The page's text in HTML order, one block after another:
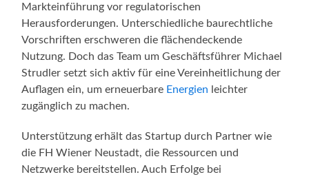
Markteinführung vor regulatorischen
Herausforderungen. Unterschiedliche baurechtliche
Vorschriften erschweren die flächendeckende
Nutzung. Doch das Team um Geschäftsführer Michael
Strudler setzt sich aktiv für eine Vereinheitlichung der
Auflagen ein, um erneuerbare Energien leichter
zugänglich zu machen.
Unterstützung erhält das Startup durch Partner wie
die FH Wiener Neustadt, die Ressourcen und
Netzwerke bereitstellen. Auch Erfolge bei